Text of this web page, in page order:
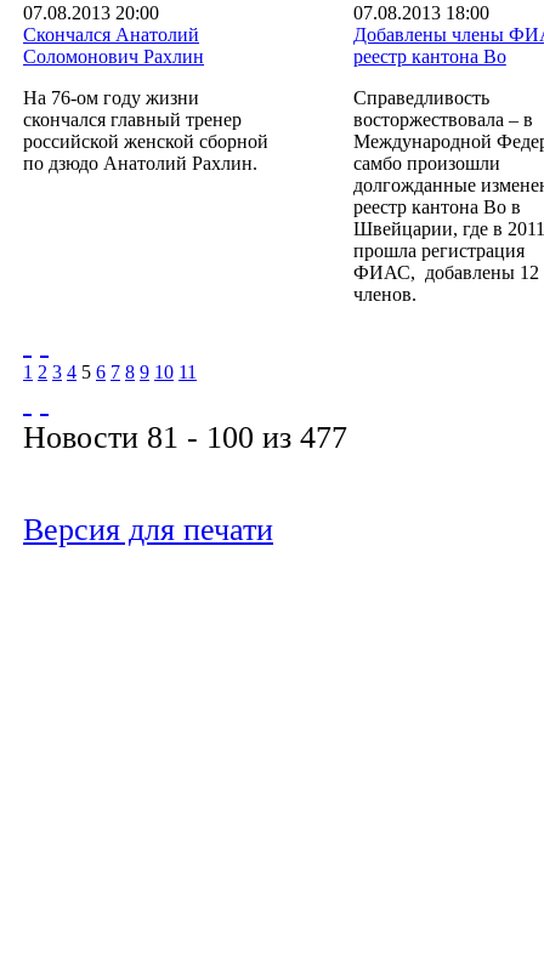
07.08.2013 20:00
Скончался Анатолий
Соломонович Рахлин
На 76-ом году жизни
скончался главный тренер
российской женской сборной
по дзюдо Анатолий Рахлин.
07.08.2013 18:00
Добавлены члены
реестр кантона Во
Справедливость
восторжествовала – в
Международной
самбо произошли
долгожданные
реестр кантона Во в
Швейцарии, где в
прошла регистрация
ФИАС, добавлены 12
членов.
1 2 3 4 5 6 7 8 9 10 11
Новости 81 - 100 из 477
Версия для печати